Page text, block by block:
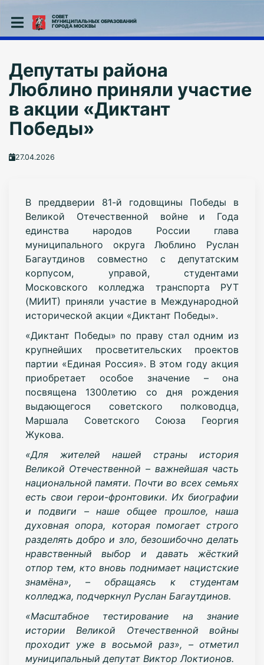
СОВЕТ
МУНИЦИПАЛЬНЫХ ОБРАЗОВАНИЙ
ГОРОДА МОСКВЫ
Депутаты района
Люблино приняли участие
в акции «Диктант
Победы»
27.04.2026
В преддверии 81-й годовщины Победы в
Великой Отечественной войне и Года
единства народов России глава
муниципального округа Люблино Руслан
Багаутдинов совместно с депутатским
корпусом, управой, студентами
Московского колледжа транспорта РУТ
(МИИТ) приняли участие в Международной
исторической акции «Диктант Победы».
«Диктант Победы» по праву стал одним из
крупнейших просветительских проектов
партии «Единая Россия». В этом году акция
приобретает особое значение – она
посвящена 1300летию со дня рождения
выдающегося советского полководца,
Маршала Советского Союза Георгия
Жукова.
«Для жителей нашей страны история
Великой Отечественной – важнейшая часть
национальной памяти. Почти во всех семьях
есть свои герои-фронтовики. Их биографии
и подвиги – наше общее прошлое, наша
духовная опора, которая помогает строго
разделять добро и зло, безошибочно делать
нравственный выбор и давать жёсткий
отпор тем, кто вновь поднимает нацистские
знамёна», – обращаясь к студентам
колледжа, подчеркнул Руслан Багаутдинов.
«Масштабное тестирование на знание
истории Великой Отечественной войны
проходит уже в восьмой раз», – отметил
муниципальный депутат Виктор Локтионов.